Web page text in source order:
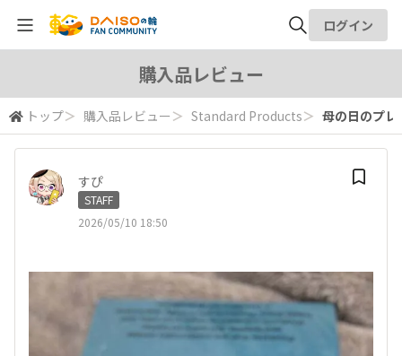
検索
ログイン
購入品レビュー
トップ＞ 購入品レビュー ＞ Standard Products＞ 母の日のプ
すぴ
STAFF
2026/05/10 18:50